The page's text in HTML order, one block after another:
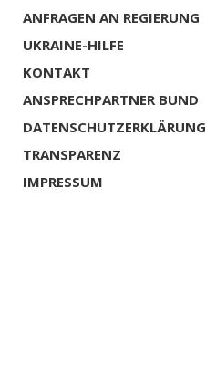
ANFRAGEN AN REGIERUNG
UKRAINE-HILFE
KONTAKT
ANSPRECHPARTNER BUND
DATENSCHUTZERKLÄRUNG
TRANSPARENZ
IMPRESSUM